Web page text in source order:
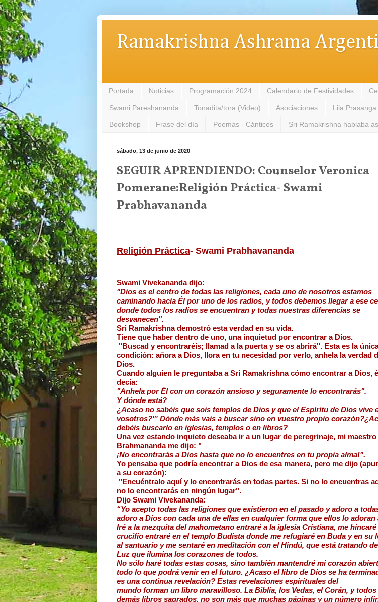
Ramakrishna Ashrama
Portada Noticias Programación 2024 Calendario de Festividades
Swami Pareshananda Tonadita/tora (Video) Asociaciones Lila Prasanga
Bookshop Frase del día Poemas - Cánticos Sri Ramakrishna hablaba
sábado, 13 de junio de 2020
SEGUIR APRENDIENDO: Counselor Veronica
Pomerane:Religión Práctica- Swami
Prabhavananda
Religión Práctica- Swami Prabhavananda
Swami Vivekananda dijo:
"Dios es el centro de todas las religiones, cada uno de nosotros estamos
caminando hacía Él por uno de los radios, y todos debemos llegar a ese
donde todos los radios se encuentran y todas nuestras diferencias se
desvanecen".
Sri Ramakrishna demostró esta verdad en su vida.
Tiene que haber dentro de uno, una inquietud por encontrar a Dios.
"Buscad y encontraréis; llamad a la puerta y se os abrirá". Esta es la
condición: añora a Dios, llora en tu necesidad por verlo, anhela la verdad
Dios.
Cuando alguien le preguntaba a Sri Ramakrishna cómo encontrar a Dios,
decía:
"Anhela por Él con un corazón ansioso y seguramente lo encontrarás".
Y dónde está?
¿Acaso no sabéis que sois templos de Dios y que el Espíritu de Dios vive
vosotros?"' Dónde más vais a buscar sino en vuestro propio
debéis buscarlo en iglesias, templos o en libros?
Una vez estando inquieto deseaba ir a un lugar de peregrinaje, mi
Brahmananda me dijo: "
¡No encontrarás a Dios hasta que no lo encuentres en tu propia alma!".
Yo pensaba que podría encontrar a Dios de esa manera, pero me dijo
a su corazón):
"Encuéntralo aquí y lo encontrarás en todas partes. Si no lo encuentras
no lo encontrarás en ningún lugar".
Dijo Swami Vivekananda:
“Yo acepto todas las religiones que existieron en el pasado y adoro a
adoro a Dios con cada una de ellas en cualquier forma que ellos lo adoran
Iré a la mezquita del mahometano entraré a la iglesia Cristiana, me hincaré
crucifio entraré en el templo Budista donde me refugiaré en Buda y en su
al santuario y me sentaré en meditación con el Hindú, que está tratando
Luz que ilumina los corazones de todos.
No sólo haré todas estas cosas, sino también mantendré mi corazón
todo lo que podrá venir en el futuro. ¿Acaso el libro de Dios se ha
es una continua revelación? Estas revelaciones espirituales del
mundo forman un libro maravilloso. La Biblia, los Vedas, el Corán, y
demás libros sagrados, no son más que muchas páginas y un número